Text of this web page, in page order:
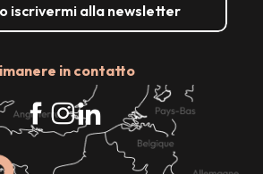
iscrivermi alla newsletter
in contatto